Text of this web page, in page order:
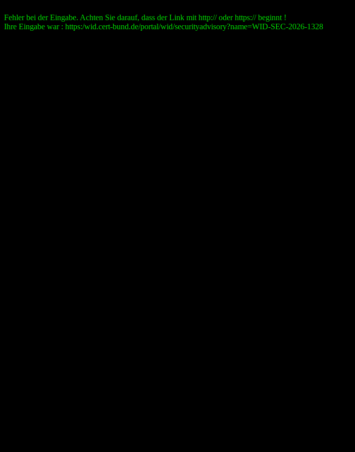
Fehler bei der Eingabe. Achten Sie darauf, dass der Link mit http:// oder https:// beginnt !
Ihre Eingabe war : https:/wid.cert-bund.de/portal/wid/securityadvisory?name=WID-SEC-2026-1328